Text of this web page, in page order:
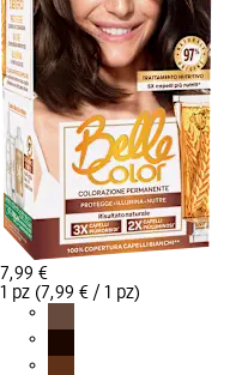
7,99 €
1 pz (7,99 € / 1 pz)